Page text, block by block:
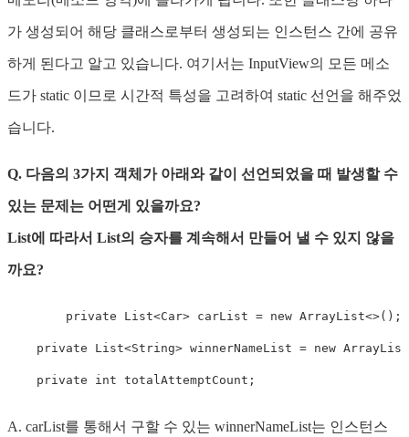
가 생성되어 해당 클래스로부터 생성되는 인스턴스 간에 공유
하게 된다고 알고 있습니다. 여기서는 InputView의 모든 메소
드가 static 이므로 시간적 특성을 고려하여 static 선언을 해주었
습니다.
Q. 다음의 3가지 객체가 아래와 같이 선언되었을 때 발생할 수
있는 문제는 어떤게 있을까요?
List에 따라서 List의 승자를 계속해서 만들어 낼 수 있지 않을
까요?
private List<Car> carList = new ArrayList<>( ) ;
private List<String> winnerNameList = new ArrayList
private int totalAttemptCount ;
A. carList를 통해서 구할 수 있는 winnerNameList는 인스턴스